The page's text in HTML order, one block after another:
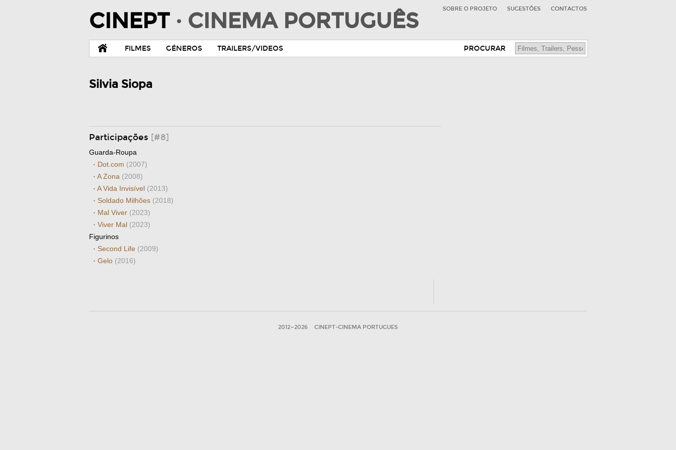
CINEPT · CINEMA PORTUGUÊS SOBRE O PROJETO SUGESTÕES CONTACTOS
FILMES GÉNEROS TRAILERS/VIDEOS PROCURAR
Silvia Siopa
Participações [#8]
Guarda-Roupa
· Dot.com (2007)
· A Zona (2008)
· A Vida Invisível (2013)
· Soldado Milhões (2018)
· Mal Viver (2023)
· Viver Mal (2023)
Figurinos
· Second Life (2009)
· Gelo (2016)
2012—2026 CINEPT-CINEMA PORTUGUES